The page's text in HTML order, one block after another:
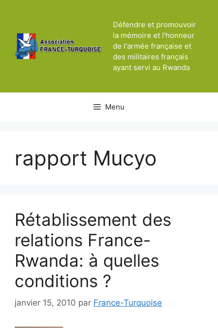
Défendre et promouvoir
la mémoire et l'honneur
de l'armée française et
des militaires français
ayant servi au Rwanda
Menu
rapport Mucyo
Rétablissement des
relations France-
Rwanda: à quelles
conditions ?
janvier 15, 2010 par France-Turquoise